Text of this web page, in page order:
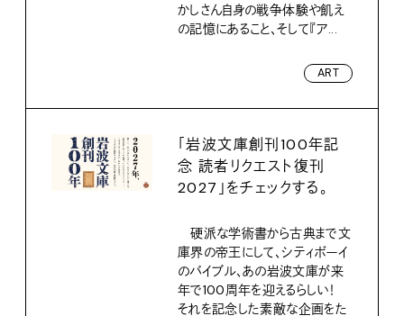
かしさん自身の戦争体験や飢え
の記憶にあること、そして『ア...
ART
「岩波文庫創刊100年記
念 読者リクエスト復刊
2027」をチェックする。
硬派な学術書から古典まで文
庫界の帝王にして、シティボーイ
のバイブル、あの岩波文庫が来
年で100周年を迎えるらしい！
それを記念した素敵な企画をた